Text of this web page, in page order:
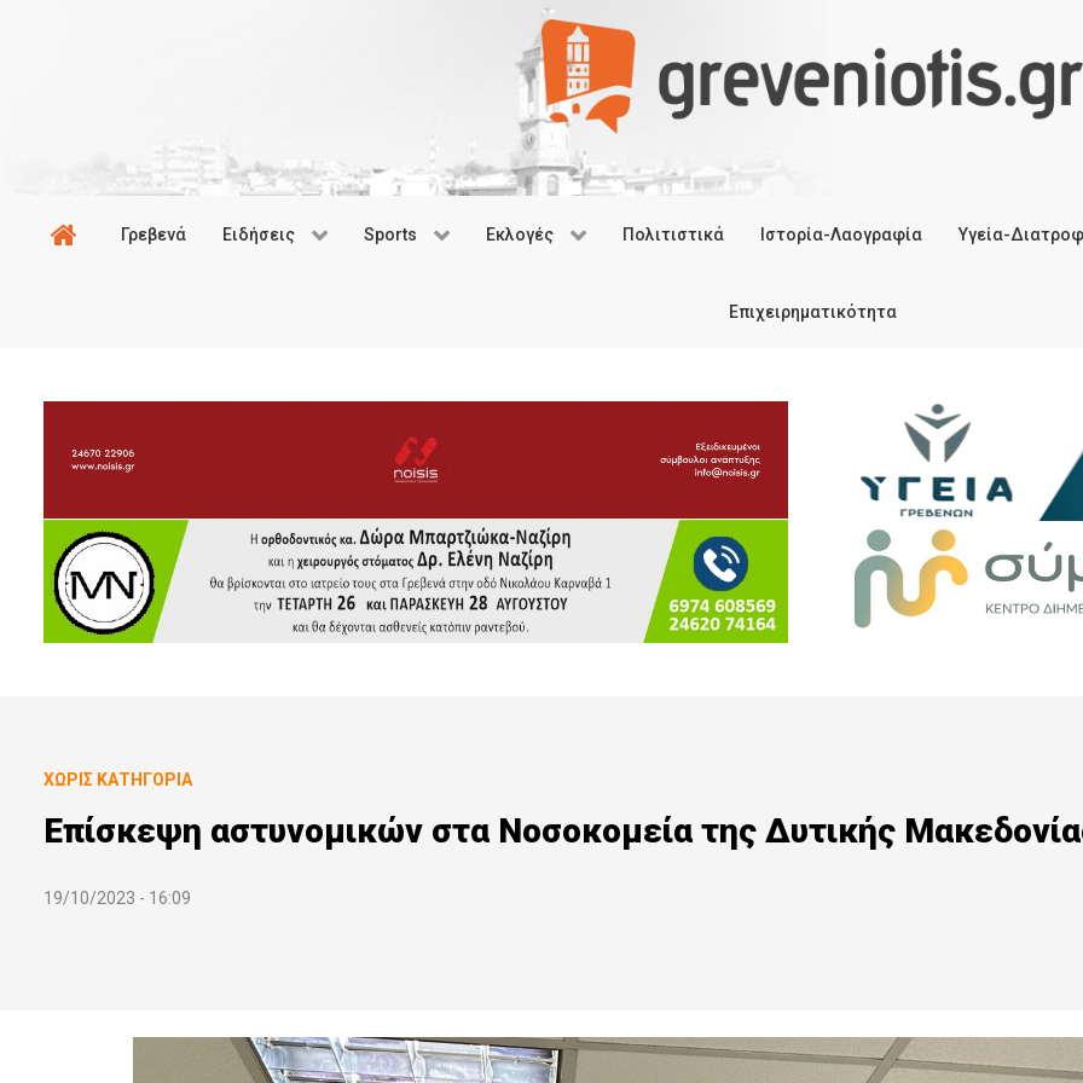
Γρεβενά Ειδήσεις Sports Εκλογές Πολιτιστικά Ιστορία-Λαογραφία Υγεία-
Επιχειρηματικότητα
ΧΩΡΊΣ ΚΑΤΗΓΟΡΊΑ
Επίσκεψη αστυνομικών στα Νοσοκομεία της Δυτικής
19/10/2023 - 16:09